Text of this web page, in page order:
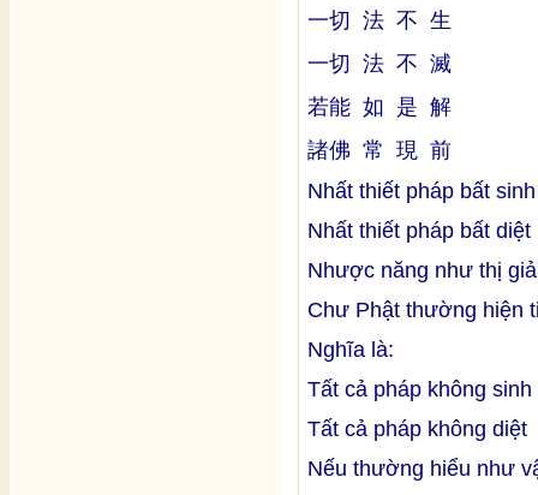
一切 法 不 生
一切 法 不 滅
若能 如 是 解
諸佛 常 現 前
Nhất thiết pháp bất sinh
Nhất thiết pháp bất diệt
Nhược năng như thị
Chư Phật thường hiện
Nghĩa là:
Tất cả pháp không sinh
Tất cả pháp không diệt
Nếu thường hiểu như